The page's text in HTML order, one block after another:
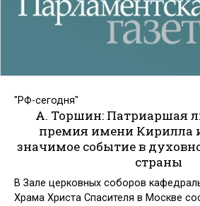
"РФ-сегодня"
А. Торшин: Патриаршая
премия имени Кирилла
значимое событие в
страны
В Зале церковных соборов
Храма Христа Спасителя в Москве